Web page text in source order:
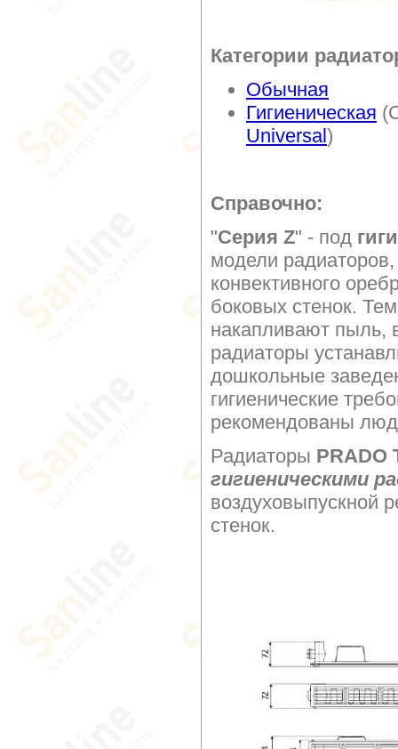
Категории
Обычная
Гигиеническая
Universal)
Справочно:
"Серия Z" - под
модели
конвективного
боковых стенок.
накапливают пыль,
радиаторы
дошкольные
гигиенические
рекомендованы
Радиаторы PRADO
гигиеническими
воздуховыпускной
стенок.